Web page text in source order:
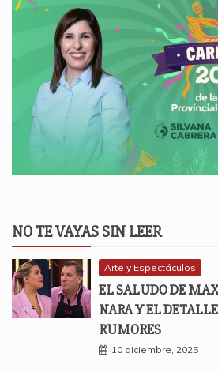
NO TE VAYAS SIN LEER
Arte y Espectáculos
EL SALUDO DE
NARA Y EL
RUMORES
10 diciembre, 2025